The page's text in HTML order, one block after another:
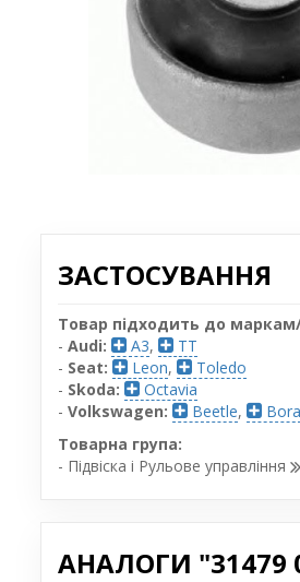
ЗАСТОСУВАННЯ
Товар підходить до
- Audi: A3,
TT
- Seat: Leon,
Toledo
- Skoda:
Octavia
- Volkswagen: Beetle, Bora
Товарна група:
- Підвіска і Рульове управління
АНАЛОГИ "31479